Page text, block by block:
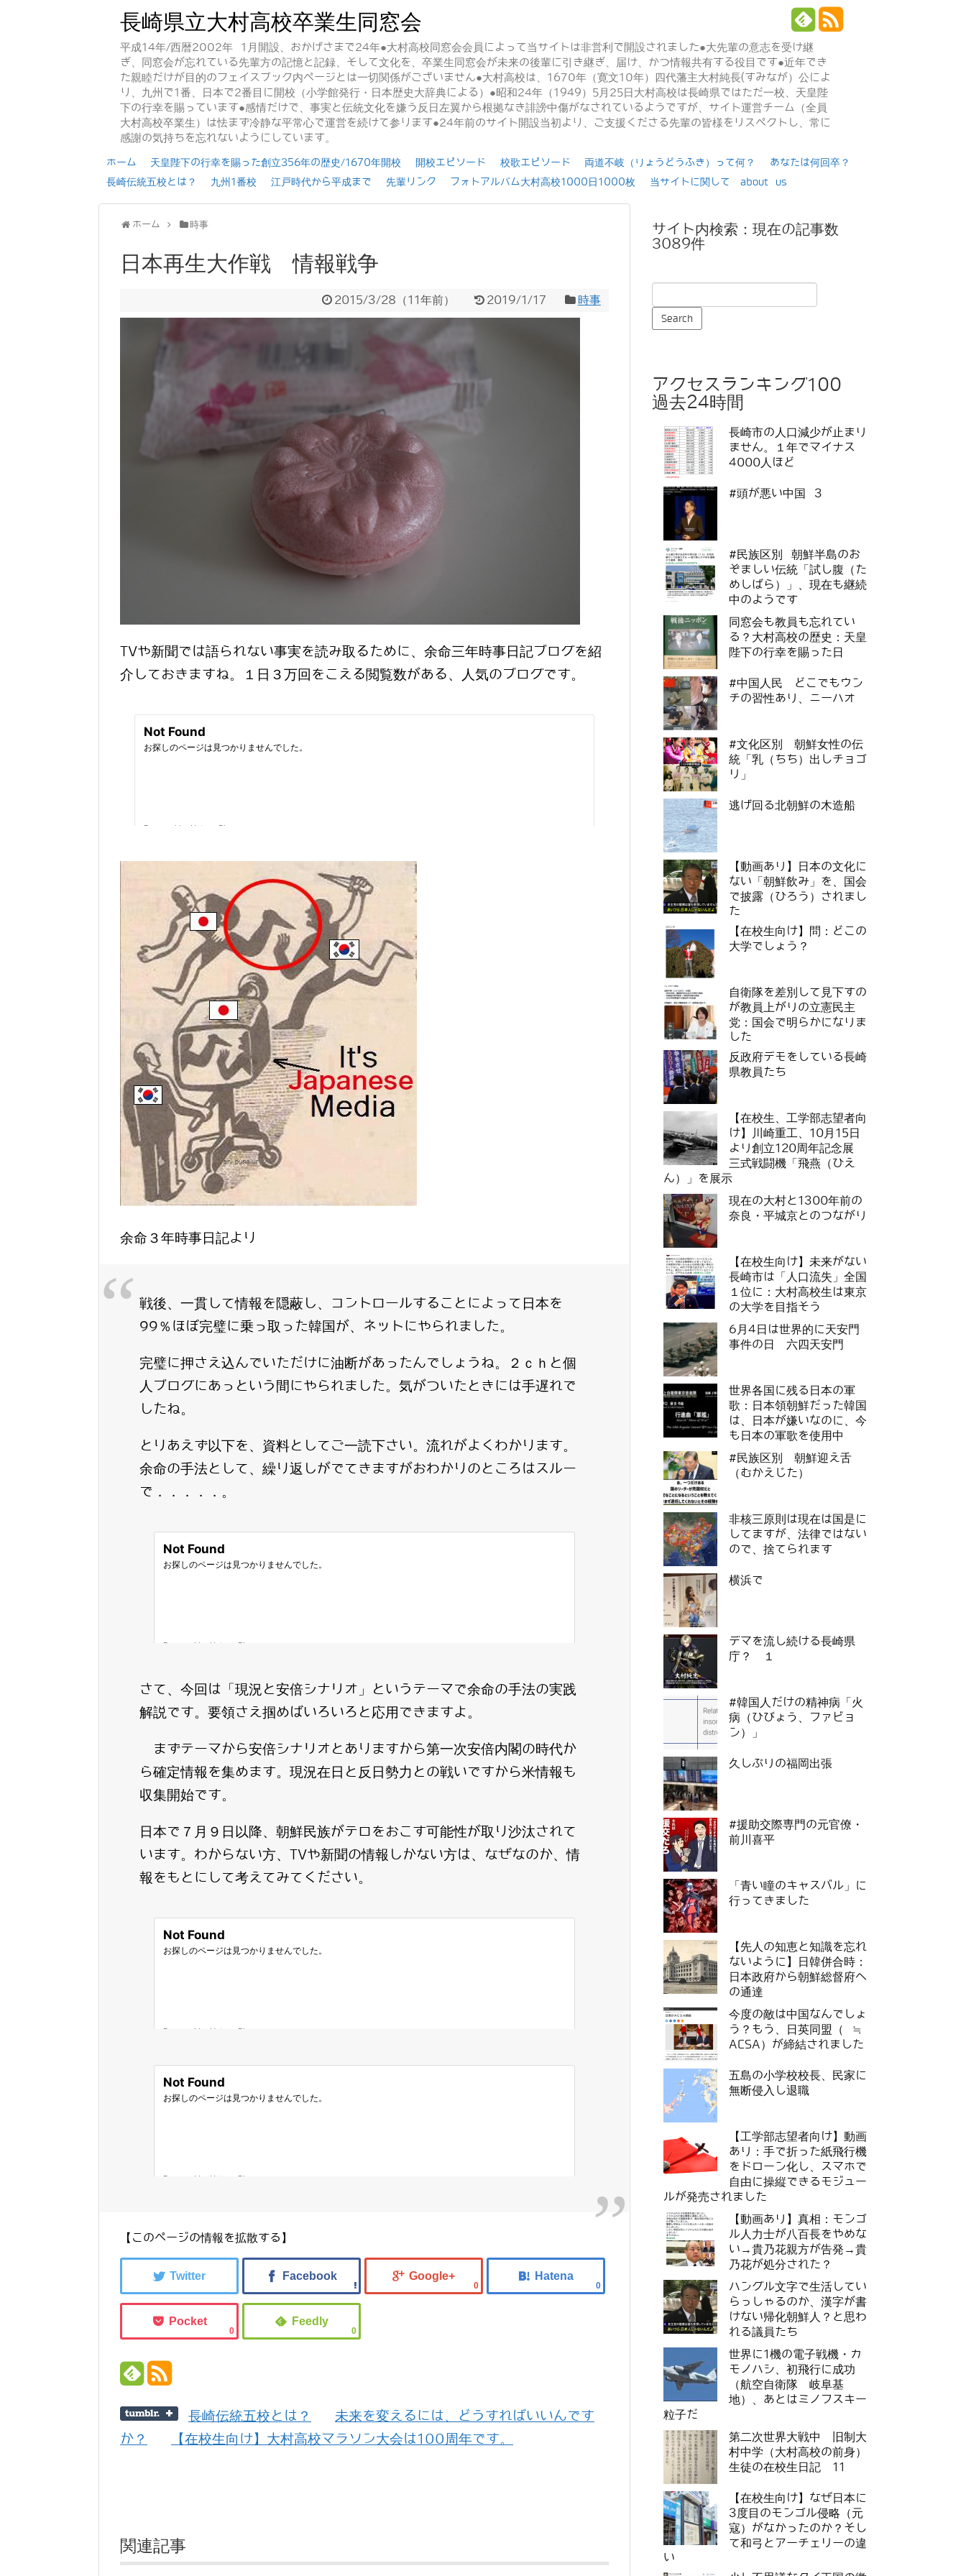
長崎県立大村高校卒業生同窓会
平成14年/西暦2002年 1月開設、おかげさまで24年●大村高校同窓会会員によって当サイトは非営利で開設されました●大先輩の意志を受け継
ぎ、同窓会が忘れている先輩方の記憶と記録、そして文化を、卒業生同窓会が未来の後輩に引き継ぎ、届け、かつ情報共有する役目です●近年でき
た親睦だけが目的のフェイスブック内ページとは一切関係がございません●大村高校は、1670年（寛文10年）四代藩主大村純長(すみなが）公によ
り、九州で1番、日本で2番目に開校（小学館発行・日本歴史大辞典による）●昭和24年（1949）5月25日大村高校は長崎県ではただ一校、天皇陛
下の行幸を賜っています●感情だけで、事実と伝統文化を嫌う反日左翼から根拠なき誹謗中傷がなされているようですが、サイト運営チーム（全員
大村高校卒業生）は怯まず冷静な平常心で運営を続けて参ります●24年前のサイト開設当初より、ご支援くださる先輩の皆様をリスペクトし、常に
感謝の気持ちを忘れないようにしています。
ホーム 天皇陛下の行幸を賜った創立356年の歴史/1670年開校 開校エピソード 校歌エピソード 両道不岐（りょうどうふき）って何？
あなたは何回卒？
長崎伝統五校とは？
九州1番校 江戸時代から平成まで 先輩リンク フォトアルバム大村高校1000日1000枚 当サイトに関して about us
ホーム 時事
日本再生大作戦 情報戦争
2015/3/28 （11年前） 2019/1/17 時事
TVや新聞では語られない事実を読み取るために、余命三年時事日記ブログを紹
介しておきますね。１日３万回をこえる閲覧数がある、人気のブログです。
余命３年時事日記より
戦後、一貫して情報を隠蔽し、コントロールすることによって日本を
99％ほぼ完璧に乗っ取った韓国が、ネットにやられました。
完璧に押さえ込んでいただけに油断があったんでしょうね。２ｃｈと個
人ブログにあっという間にやられました。気がついたときには手遅れで
したね。
とりあえず以下を、資料としてご一読下さい。流れがよくわかります。
余命の手法として、繰り返しがでてきますがおわかりのところはスルー
で．．．．．。
さて、今回は「現況と安倍シナリオ」というテーマで余命の手法の実践
解説です。要領さえ掴めばいろいろと応用できますよ。
まずテーマから安倍シナリオとありますから第一次安倍内閣の時代か
ら確定情報を集めます。現況在日と反日勢力との戦いですから米情報も
収集開始です。
日本で７月９日以降、朝鮮民族がテロをおこす可能性が取り沙汰されて
います。わからない方、TVや新聞の情報しかない方は、なぜなのか、情
報をもとにして考えてみてください。
【このページの情報を拡散する】
0 0
0 0
長崎伝統五校とは？
未来を変えるには、どうすればいいんです
か？
【在校生向け】大村高校マラソン大会は100周年です。
関連記事
サイト内検索：現在の記事数
3089件
アクセスランキング100
過去24時間
長崎市の人口減少が止まり
ません。１年でマイナス
4000人ほど
#頭が悪い中国 3
#民族区別 朝鮮半島のお
ぞましい伝統「試し腹（た
めしばら）」、現在も継続
中のようです
同窓会も教員も忘れてい
る？大村高校の歴史：天皇
陛下の行幸を賜った日
#中国人民 どこでもウン
チの習性あり、ニーハオ
#文化区別 朝鮮女性の伝
統「乳（ちち）出しチョゴ
リ」
逃げ回る北朝鮮の木造船
【動画あり】日本の文化に
ない「朝鮮飲み」を、国会
で披露（ひろう）されまし
た
【在校生向け】問：どこの
大学でしょう？
自衛隊を差別して見下すの
が教員上がりの立憲民主
党：国会で明らかになりま
した
反政府デモをしている長崎
県教員たち
【在校生、工学部志望者向
け】川崎重工、10月15日
より創立120周年記念展
三式戦闘機「飛燕（ひえ
ん）」を展示
現在の大村と1300年前の
奈良・平城京とのつながり
【在校生向け】未来がない
長崎市は「人口流失」全国
１位に：大村高校生は東京
の大学を目指そう
6月4日は世界的に天安門
事件の日 六四天安門
世界各国に残る日本の軍
歌：日本領朝鮮だった韓国
は、日本が嫌いなのに、今
も日本の軍歌を使用中
#民族区別 朝鮮迎え舌
（むかえじた）
非核三原則は現在は国是に
してますが、法律ではない
ので、捨てられます
横浜で
デマを流し続ける長崎県
庁？ １
#韓国人だけの精神病「火
病（ひびょう、ファビョ
ン）」
久しぶりの福岡出張
#援助交際専門の元官僚・
前川喜平
「青い瞳のキャスバル」に
行ってきました
【先人の知恵と知識を忘れ
ないように】日韓併合時：
日本政府から朝鮮総督府へ
の通達
今度の敵は中国なんでしょ
う？もう、日英同盟（ ≒
ACSA）が締結されました
五島の小学校校長、民家に
無断侵入し退職
【工学部志望者向け】動画
あり：手で折った紙飛行機
をドローン化し、スマホで
自由に操縦できるモジュー
ルが発売されました
【動画あり】真相：モンゴ
ル人力士が八百長をやめな
い→貴乃花親方が告発→貴
乃花が処分された？
ハングル文字で生活してい
らっしゃるのか、漢字が書
けない帰化朝鮮人？と思わ
れる議員たち
世界に1機の電子戦機・カ
モノハシ、初飛行に成功
（航空自衛隊 岐阜基
地）、あとはミノフスキー
粒子だ
第二次世界大戦中 旧制大
村中学（大村高校の前身）
生徒の在校生日記 11
【在校生向け】なぜ日本に
3度目のモンゴル侵略（元
寇）がなかったのか？そし
て和弓とアーチェリーの違
い